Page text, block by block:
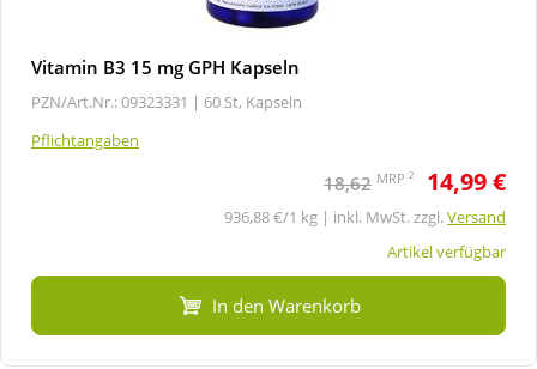
Vitamin B3 15 mg GPH Kapseln
PZN/Art.Nr.: 09323331 | 60 St, Kapseln
Pflichtangaben
18,62 MRP 2 14,99 €
936,88 €/1 kg | inkl. MwSt. zzgl.Versand
Artikel verfügbar
In den Warenkorb